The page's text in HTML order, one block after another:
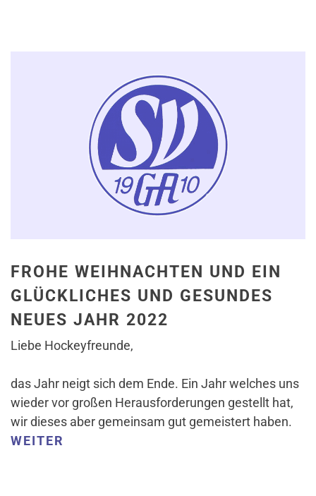
FROHE WEIHNACHTEN UND EIN
GLÜCKLICHES UND GESUNDES
NEUES JAHR 2022
Liebe Hockeyfreunde,
das Jahr neigt sich dem Ende. Ein Jahr welches uns
wieder vor großen Herausforderungen gestellt hat,
wir dieses aber gemeinsam gut gemeistert haben.
WEITER